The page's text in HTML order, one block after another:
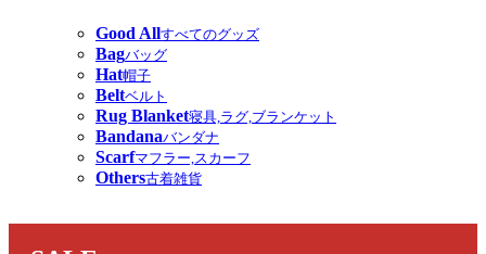
Good Allすべてのグッズ
Bagバッグ
Hat帽子
Beltベルト
Rug Blanket寝具,ラグ,ブランケット
Bandanaバンダナ
Scarfマフラー,スカーフ
Others古着雑貨